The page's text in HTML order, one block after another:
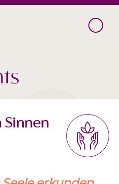
Sinnen